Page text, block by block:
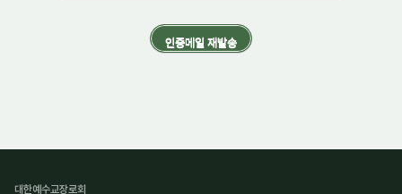
대한예수교장로회